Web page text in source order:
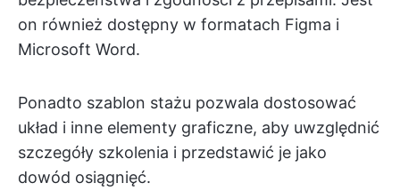
on również dostępny w formatach Figma i
Microsoft Word.
Ponadto szablon stażu pozwala dostosować
układ i inne elementy graficzne, aby uwzględnić
szczegóły szkolenia i przedstawić je jako
dowód osiągnięć.